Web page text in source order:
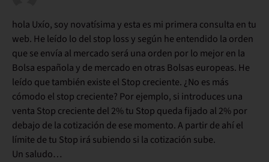
hola Uxío, soy novatísima y esta es mi primera consulta en tu
web. He leído lo del stop loss y según he entendido la orden
que se envía al mercado será una orden por lo mejor en la
Bolsa española y de mercado en otras Bolsas europeas. He
leído que también existe el Stop creciente. ¿No es más
cómodo el stop creciente? Por ejemplo, si introduces una
venta Stop creciente del 2% tu Stop queda fijado al 2% por
debajo de la cotización de ese momento. A partir de ahí el
límite de tu Stop irá subiendo si la cotización sube.
Un saludo…